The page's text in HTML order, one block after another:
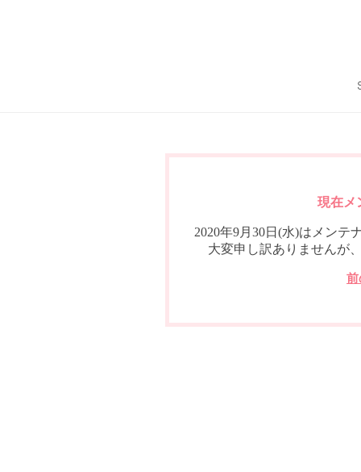
現在メ
2020年9月30日(水)はメンテ
大変申し訳ありませんが
前